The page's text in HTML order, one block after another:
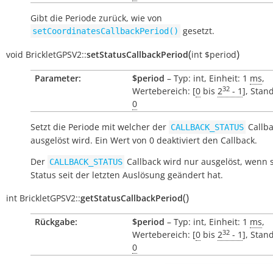
Gibt die Periode zurück, wie von
setCoordinatesCallbackPeriod() gesetzt.
void BrickletGPSV2::setStatusCallbackPeriod(int $period)
Parameter: $period – Typ: int, Einheit: 1 ms,
Wertebereich: [0 bis 232 - 1],
0
Setzt die Periode mit welcher der CALLBACK_STATUS
ausgelöst wird. Ein Wert von 0 deaktiviert den Callback.
Der CALLBACK_STATUS Callback wird nur ausgelöst, wenn
Status seit der letzten Auslösung geändert hat.
int BrickletGPSV2::getStatusCallbackPeriod()
Rückgabe: $period – Typ: int, Einheit: 1 ms,
Wertebereich: [0 bis 232 - 1],
0